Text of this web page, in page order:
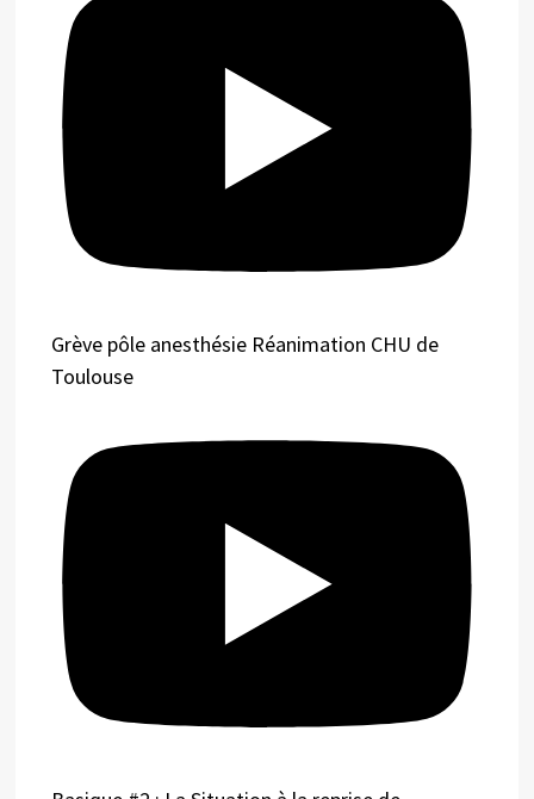
Grève pôle anesthésie Réanimation CHU de
Toulouse